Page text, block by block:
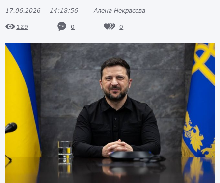
17.06.2026 14:18:56 Алена Некрасова
129 0 0